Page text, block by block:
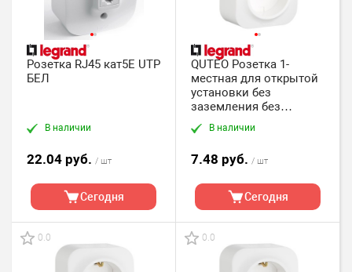
Розетка RJ45 кат5E UTP
БЕЛ
В наличии
22.04 руб. / шт
Сегодня
QUTEO Розетка 1-
местная для открытой
установки без
заземления без
защитных шторок 16А
белыйВ наличии
7.48 руб. / шт
Сегодня
0.0 0.0